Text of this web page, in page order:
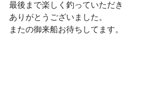
最後まで楽しく釣っていただき
ありがとうございました。
またの御来船お待ちしてます。